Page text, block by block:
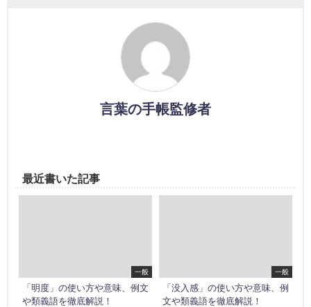
言葉の手帳監修者
最近書いた記事
一般
「明度」の使い方や意味、例文
や類義語を徹底解説！
一般
「没入感」の使い方や意味、例
文や類義語を徹底解説！